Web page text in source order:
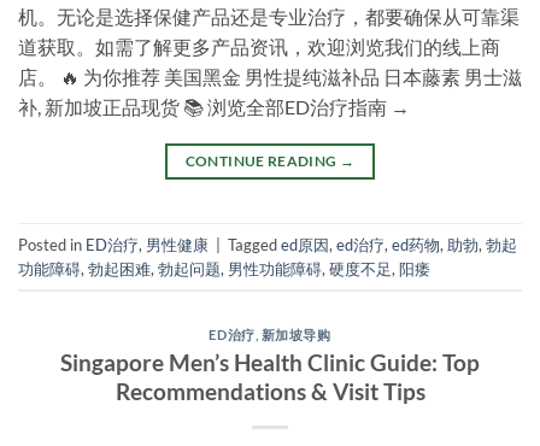
机。无论是选择保健产品还是专业治疗，都要确保从可靠渠
道获取。如需了解更多产品资讯，欢迎浏览我们的线上商
店。 🔥 为你推荐 美国黑金 男性提纯滋补品 日本藤素 男士滋
补, 新加坡正品现货 📚 浏览全部ED治疗指南 →
CONTINUE READING →
Posted in ED治疗, 男性健康 Taggeded原因, ed治疗, ed药物, 助勃, 勃起
功能障碍, 勃起困难, 勃起问题, 男性功能障碍, 硬度不足, 阳痿
ED治疗 新加坡导购
Singapore Men’s Health Clinic Guide: Top
Recommendations & Visit Tips